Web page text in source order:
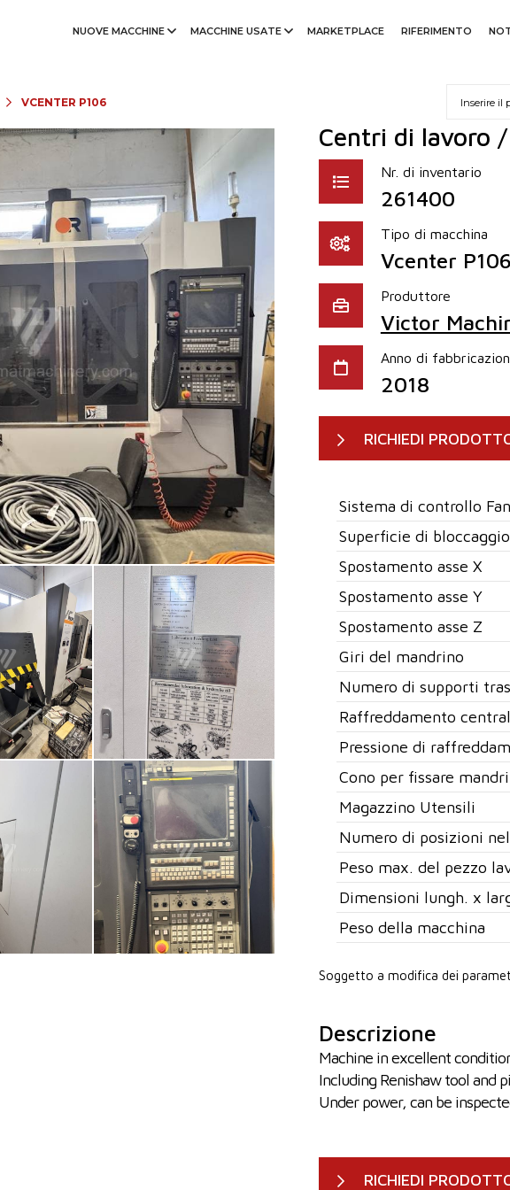
NUOVE MACCHINE MACCHINE USATE MARKETPLACE RIFERIMENTO
VCENTER P106
Centri di lavoro
Nr. di inventario
261400
Tipo di macchina
Vcenter P106
Produttore
Victor
Anno di
2018
RICHIEDI
Sistema di controllo
Superficie di
Spostamento asse X
Spostamento asse Y
Spostamento asse Z
Giri del mandrino
Numero di supporti
Raffreddamento
Pressione di
Cono per fissare
Magazzino Utensili
Numero di posizioni
Peso max. del pezzo
Dimensioni lungh. x
Peso della macchina
Soggetto a modifica dei
Descrizione
Machine in excellent
Including Renishaw tool and
Under power, can be
RICHIEDI